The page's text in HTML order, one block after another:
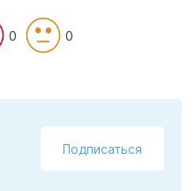
0 0
Подписаться